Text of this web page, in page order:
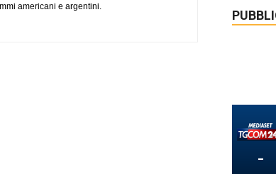
americani e argentini.
-